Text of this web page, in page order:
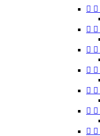
 
 
 
 
 
 
 